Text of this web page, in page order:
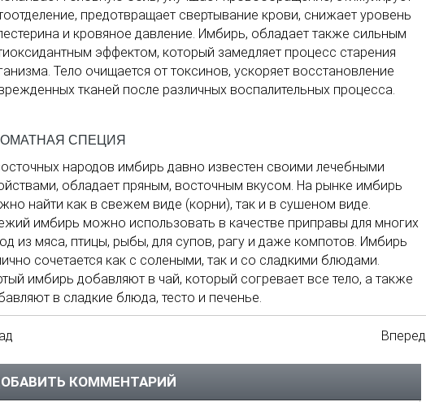
предотвращает свертывание крови, снижает уровень
и кровяное давление. Имбирь, обладает также сильным
эффектом, который замедляет процесс старения
Тело очищается от токсинов, ускоряет восстановление
тканей после различных воспалительных процесса.
СПЕЦИЯ
народов имбирь давно известен своими лечебными
обладает пряным, восточным вкусом. На рынке имбирь
найти как в свежем виде (корни), так и в сушеном виде.
имбирь можно использовать в качестве приправы для многих
из мяса, птицы, рыбы, для супов, рагу и даже компотов. Имбирь
сочетается как с солеными, так и со сладкими блюдами.
имбирь добавляют в чай, который согревает все тело, а также
в сладкие блюда, тесто и печенье.
Вперед
КОММЕНТАРИЙ